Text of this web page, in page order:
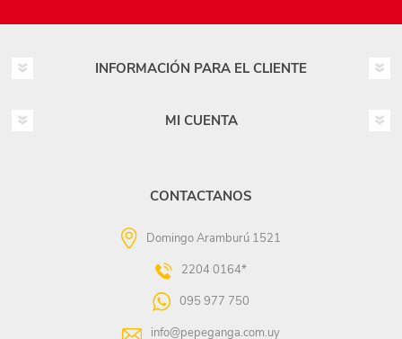
INFORMACIÓN PARA EL CLIENTE
MI CUENTA
CONTACTANOS
Domingo Aramburú 1521
2204 0164*
095 977 750
info@pepeganga.com.uy